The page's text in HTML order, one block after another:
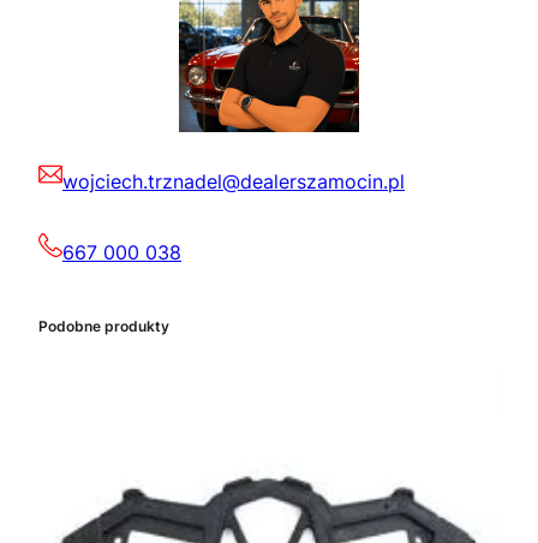
wojciech.trznadel@dealerszamocin.pl
667 000 038
Podobne produkty